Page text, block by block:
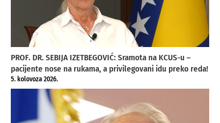
PROF. DR. SEBIJA IZETBEGOVIĆ: Sramota na KCUS-u –
pacijente nose na rukama, a privilegovani idu preko reda!
5. kolovoza 2026.